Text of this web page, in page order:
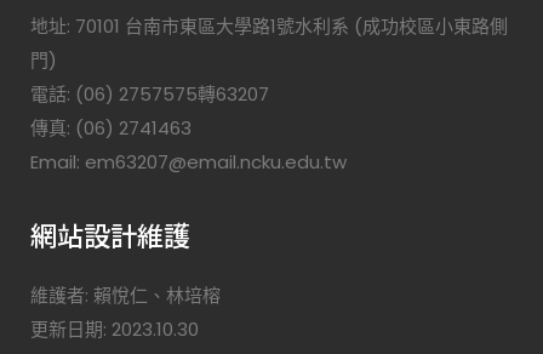
地址: 70101 台南市東區大學路1號水利系 (成功校區小東路側
門)
電話: (06) 2757575轉63207
傳真: (06) 2741463
Email: em63207@email.ncku.edu.tw
網站設計維護
維護者: 賴悅仁、林培榕
更新日期: 2023.10.30